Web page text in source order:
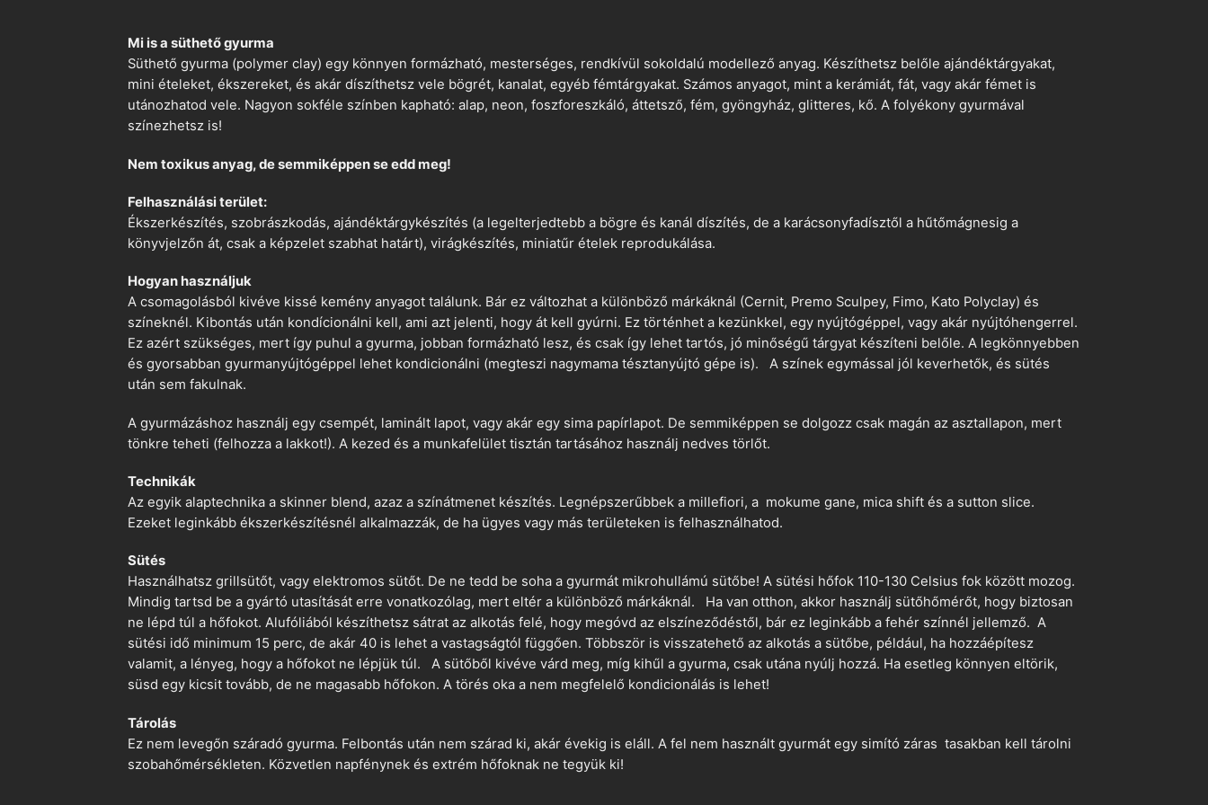
Mi is a süthető gyurma
Süthető gyurma (polymer clay) egy könnyen formázható, mesterséges, rendkívül sokoldalú modellező anyag. Készíthetsz belőle ajándéktárgyakat,
mini ételeket, ékszereket, és akár díszíthetsz vele bögrét, kanalat, egyéb fémtárgyakat. Számos anyagot, mint a kerámiát, fát, vagy akár fémet is
utánozhatod vele. Nagyon sokféle színben kapható: alap, neon, foszforeszkáló, áttetsző, fém, gyöngyház, glitteres, kő. A folyékony gyurmával
színezhetsz is!
Nem toxikus anyag, de semmiképpen se edd meg!
Felhasználási terület:
Ékszerkészítés, szobrászkodás, ajándéktárgykészítés (a legelterjedtebb a bögre és kanál díszítés, de a karácsonyfadísztől a hűtőmágnesig a
könyvjelzőn át, csak a képzelet szabhat határt), virágkészítés, miniatűr ételek reprodukálása.
Hogyan használjuk
A csomagolásból kivéve kissé kemény anyagot találunk. Bár ez változhat a különböző márkáknál (Cernit, Premo Sculpey, Fimo, Kato Polyclay) és
színeknél. Kibontás után kondícionálni kell, ami azt jelenti, hogy át kell gyúrni. Ez történhet a kezünkkel, egy nyújtógéppel, vagy akár nyújtóhengerrel.
Ez azért szükséges, mert így puhul a gyurma, jobban formázható lesz, és csak így lehet tartós, jó minőségű tárgyat készíteni belőle. A legkönnyebben
és gyorsabban gyurmanyújtógéppel lehet kondicionálni (megteszi nagymama tésztanyújtó gépe is). A színek egymással jól keverhetők, és sütés
után sem fakulnak.
A gyurmázáshoz használj egy csempét, laminált lapot, vagy akár egy sima papírlapot. De semmiképpen se dolgozz csak magán az asztallapon, mert
tönkre teheti (felhozza a lakkot!). A kezed és a munkafelület tisztán tartásához használj nedves törlőt.
Technikák
Az egyik alaptechnika a skinner blend, azaz a színátmenet készítés. Legnépszerűbbek a millefiori, a mokume gane, mica shift és a sutton slice.
Ezeket leginkább ékszerkészítésnél alkalmazzák, de ha ügyes vagy más területeken is felhasználhatod.
Sütés
Használhatsz grillsütőt, vagy elektromos sütőt. De ne tedd be soha a gyurmát mikrohullámú sütőbe! A sütési hőfok 110-130 Celsius fok között mozog.
Mindig tartsd be a gyártó utasítását erre vonatkozólag, mert eltér a különböző márkáknál. Ha van otthon, akkor használj sütőhőmérőt, hogy biztosan
ne lépd túl a hőfokot. Alufóliából készíthetsz sátrat az alkotás felé, hogy megóvd az elszíneződéstől, bár ez leginkább a fehér színnél jellemző. A
sütési idő minimum 15 perc, de akár 40 is lehet a vastagságtól függően. Többször is visszatehető az alkotás a sütőbe, például, ha hozzáépítesz
valamit, a lényeg, hogy a hőfokot ne lépjük túl. A sütőből kivéve várd meg, míg kihűl a gyurma, csak utána nyúlj hozzá. Ha esetleg könnyen eltörik,
süsd egy kicsit tovább, de ne magasabb hőfokon. A törés oka a nem megfelelő kondicionálás is lehet!
Tárolás
Ez nem levegőn száradó gyurma. Felbontás után nem szárad ki, akár évekig is eláll. A fel nem használt gyurmát egy simító záras tasakban kell tárolni
szobahőmérsékleten. Közvetlen napfénynek és extrém hőfoknak ne tegyük ki!